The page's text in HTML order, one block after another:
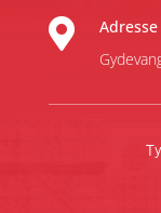

Adresse